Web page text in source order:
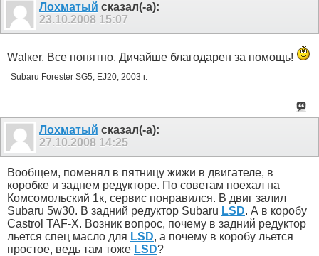
Лохматый сказал(-а):
23.10.2008 15:07
Wаlкеr. Все понятно. Дичайше благодарен за помощь!
Subaru Forester SG5, EJ20, 2003 г.
Лохматый сказал(-а):
27.10.2008 14:25
Вообщем, поменял в пятницу жижи в двигателе, в
коробке и заднем редукторе. По советам поехал на
Комсомольский 1к, сервис понравился. В двиг залил
Subаru 5w30. В задний редуктор Subаru LSD. А в коробу
Cаstrol ТАF-Х. Возник вопрос, почему в задний редуктор
льется спец масло для LSD, а почему в коробу льется
простое, ведь там тоже LSD?